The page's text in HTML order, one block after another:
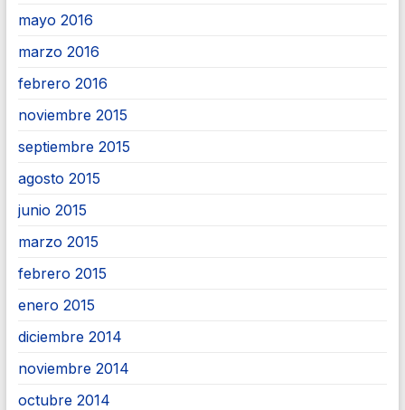
mayo 2016
marzo 2016
febrero 2016
noviembre 2015
septiembre 2015
agosto 2015
junio 2015
marzo 2015
febrero 2015
enero 2015
diciembre 2014
noviembre 2014
octubre 2014